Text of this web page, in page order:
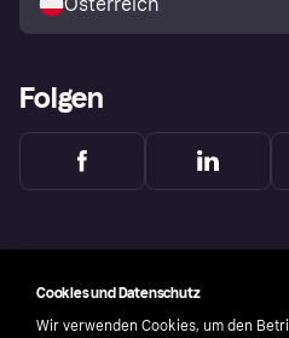
Folgen
Cookies und Datenschutz
Wir verwenden Cookies, um den